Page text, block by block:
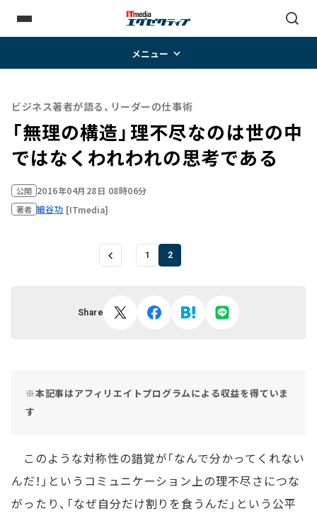
メニュー
ビジネス著者が語る、リーダーの仕事術
「無理の構造」――理不尽なのは世の中
ではなくわれわれの思考である
公開 2016年04月28日 08時06分
著者 細谷功 [ITmedia]
1 2
Share
※本記事はアフィリエイトプログラムによる収益を得ていま
す
このような対称性の錯覚が「なんで分かってくれない
んだ！」というコミュニケーション上の理不尽さにつな
がったり、「なぜ自分だけ割りを食うんだ」という公平